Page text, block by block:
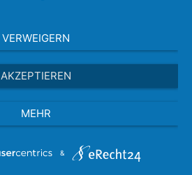
VERWEIGERN
AKZEPTIEREN
MEHR
&